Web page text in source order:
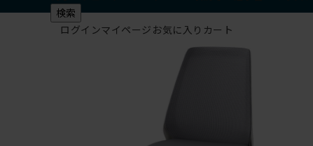
検索
ログインマイページ お気に入り カート